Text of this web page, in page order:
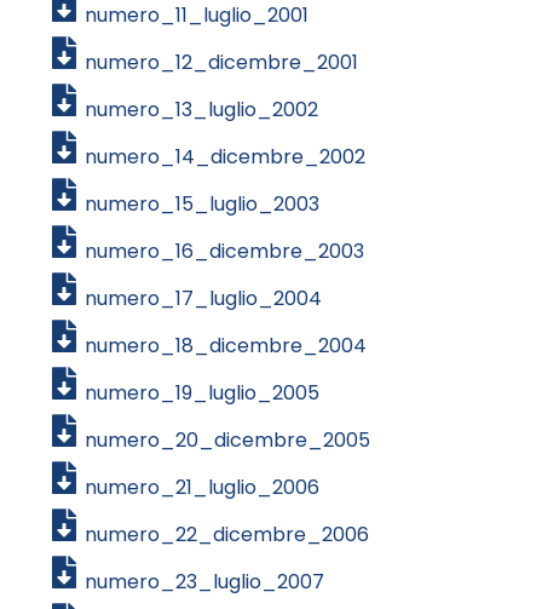
numero_11_luglio_2001
numero_12_dicembre_2001
numero_13_luglio_2002
numero_14_dicembre_2002
numero_15_luglio_2003
numero_16_dicembre_2003
numero_17_luglio_2004
numero_18_dicembre_2004
numero_19_luglio_2005
numero_20_dicembre_2005
numero_21_luglio_2006
numero_22_dicembre_2006
numero_23_luglio_2007